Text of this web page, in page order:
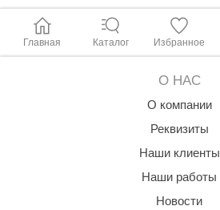
весит и мало нагревается.
Главная Каталог Избранное
О НАС
О компании
Реквизиты
Наши клиенты
Наши работы
Новости